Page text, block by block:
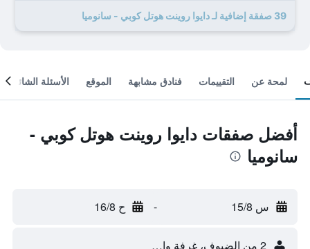
39 صفقة إضافية لـ دايوا روينت هوتل كوبي - سانوميا
لمحة عن التقييمات فنادق مشابهة الموقع الأسئلة الشائعة
أفضل صفقات دايوا روينت هوتل كوبي -
سانوميا
س 15/8 - ح 16/8
2 من الضيوف، غرفة واحدة